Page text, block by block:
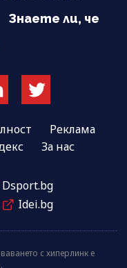
Знаете ли, че
Реклама
За нас
Dsport.bg
Idei.bg
с хиперлинк е